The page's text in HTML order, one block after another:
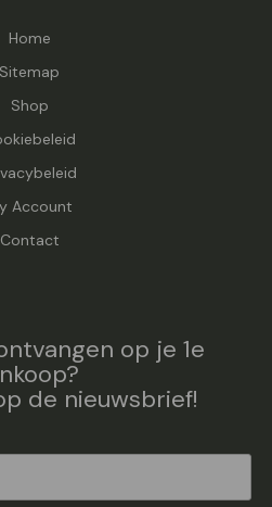
Home
Sitemap
Shop
Account
Contact
op je 1e
de nieuwsbrief!